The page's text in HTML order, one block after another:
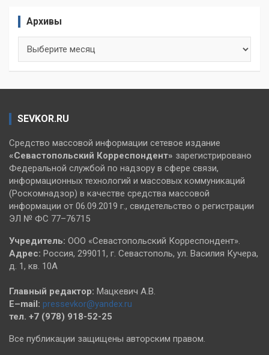
Архивы
SEVKOR.RU
Средство массовой информации сетевое издание
«Севастопольский Корреспондент» зарегистрировано
Федеральной службой по надзору в сфере связи,
информационных технологий и массовых коммуникаций
(Роскомнадзор) в качестве средства массовой
информации от 06.09.2019 г., свидетельство о регистрации
ЭЛ № ФС 77–76715
Учредитель: ООО «Севастопольский Корреспондент».
Адрес: Россия, 299011, г. Севастополь, ул. Василия Кучера,
д. 1, кв. 10А
Главный редактор: Мацкевич А.В.
E–mail: pressevkor@yandex.ru
тел. +7 (978) 918-52-25
Все публикации защищены авторским правом.